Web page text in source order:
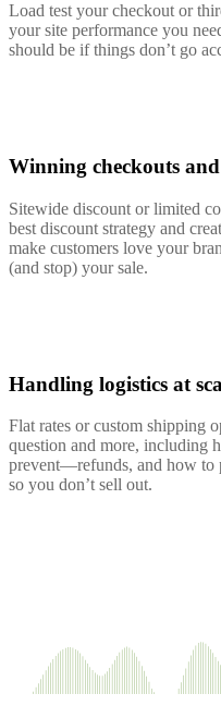
Load test your checkout or
your site performance you
should be if things don’t go
Winning checkouts
Sitewide discount or limited
best discount strategy and
make customers love your
(and stop) your sale.
Handling logistics at
Flat rates or custom shipping
question and more, including
prevent—refunds, and how to
so you don’t sell out.